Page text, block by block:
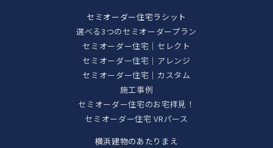
セミオーダー住宅ラシット
選べる3つのセミオーダープラン
セミオーダー住宅｜セレクト
セミオーダー住宅｜アレンジ
セミオーダー住宅｜カスタム
施工事例
セミオーダー住宅のお宅拝見！
セミオーダー住宅 VRパース
横浜建物のあたりまえ